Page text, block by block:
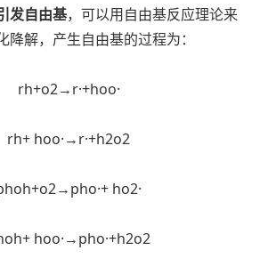
发自由基，可以用自由基反应理论来
降解，产生自由基的过程为：
rh+o2→r·+hoo·
rh+ hoo·→r·+h2o2
ho2·
hoo·→pho·+h2o2